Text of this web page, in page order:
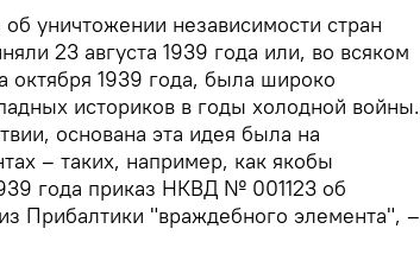
уничтожении независимости стран
23 августа 1939 года или, во всяком
октября 1939 года, была широко
историков в годы холодной войны.
основана эта идея была на
– таких, например, как якобы
года приказ НКВД № 001123 об
Прибалтики "враждебного элемента", –